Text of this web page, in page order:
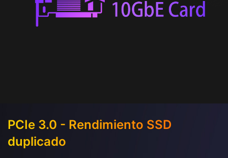
PCIe 3.0 - Rendimiento SSD
duplicado